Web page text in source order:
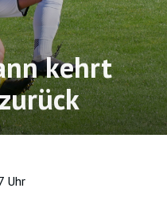
kehrt
Uhr